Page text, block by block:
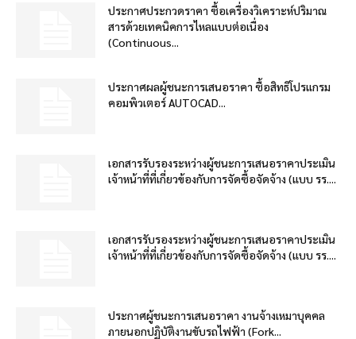
ประกาศประกวดราคา ซื้อเครื่องวิเคราะห์ปริมาณ
สารด้วยเทคนิคการไหลแบบต่อเนื่อง
(Continuous...
ประกาศผลผู้ชนะการเสนอราคา ซื้อสิทธิโปรแกรม
คอมพิวเตอร์ AUTOCAD...
เอกสารรับรองระหว่างผู้ชนะการเสนอราคาประเมิน
เจ้าหน้าที่ที่เกี่ยวข้องกับการจัดซื้อจัดจ้าง (แบบ รร....
เอกสารรับรองระหว่างผู้ชนะการเสนอราคาประเมิน
เจ้าหน้าที่ที่เกี่ยวข้องกับการจัดซื้อจัดจ้าง (แบบ รร....
ประกาศผู้ชนะการเสนอราคา งานจ้างเหมาบุคคล
ภายนอกปฏิบัติงานขับรถไฟฟ้า (Fork...